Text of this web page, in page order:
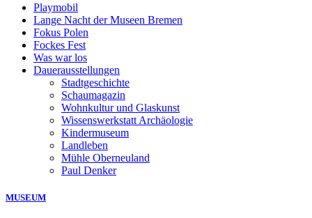
Playmobil
Lange Nacht der Museen Bremen
Fokus Polen
Fockes Fest
Was war los
Dauerausstellungen
Stadtgeschichte
Schaumagazin
Wohnkultur und Glaskunst
Wissenswerkstatt Archäologie
Kindermuseum
Landleben
Mühle Oberneuland
Paul Denker
MUSEUM